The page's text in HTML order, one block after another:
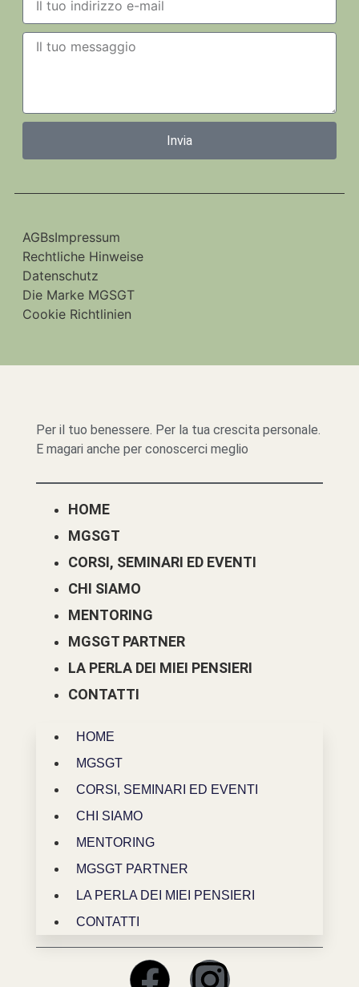
Invia
AGBsImpressum
Rechtliche Hinweise
Datenschutz
Die Marke MGSGT
Cookie Richtlinien
Per il tuo benessere. Per la tua crescita personale.
E magari anche per conoscerci meglio
HOME
MGSGT
CORSI, SEMINARI ED EVENTI
CHI SIAMO
MENTORING
MGSGT PARTNER
LA PERLA DEI MIEI PENSIERI
CONTATTI
HOME
MGSGT
CORSI, SEMINARI ED EVENTI
CHI SIAMO
MENTORING
MGSGT PARTNER
LA PERLA DEI MIEI PENSIERI
CONTATTI